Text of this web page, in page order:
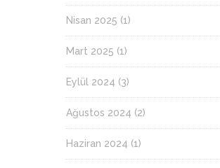
Nisan 2025 (1)
Mart 2025 (1)
Eylül 2024 (3)
Ağustos 2024 (2)
Haziran 2024 (1)